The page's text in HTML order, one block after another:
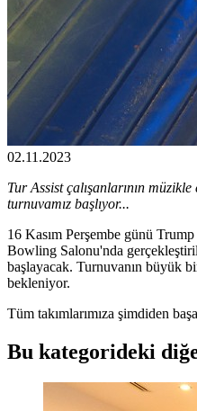
02.11.2023
Tur Assist çalışanlarının
turnuvamız başlıyor...
16 Kasım Perşembe günü
Bowling Salonu'nda
başlayacak. Turnuvanın büyük
bekleniyor.
Tüm takımlarımıza şimdiden
Bu kategorideki